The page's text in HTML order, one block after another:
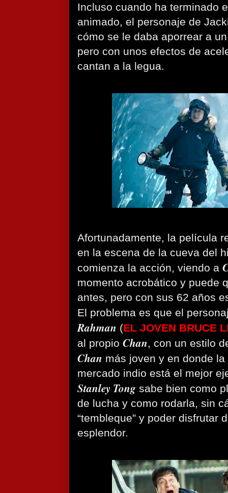
Incluso cuando ha terminado
animado, el personaje de
cómo se le daba aporrear a
pero con unos efectos de
cantan a la legua.
Afortunadamente, la película
en la escena de la cueva del
comienza la acción, viendo a
momento acrobático y puede
antes, pero con sus 62 años
El problema es que el
Rahman (EL JOVEN BRUCE
al propio Chan, con un estilo
Chan más joven y en donde
mercado indio está el mejor
Stanley Tong sabe bien como
de lucha y como rodarla, sin
“tembleque” y poder disfrutar
esplendor.